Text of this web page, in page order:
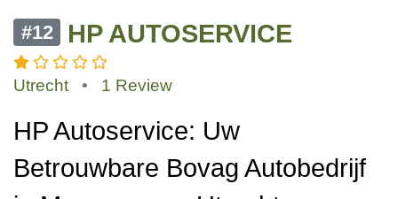
#12 HP AUTOSERVICE
Utrecht • 1 Review
HP Autoservice: Uw
Betrouwbare Bovag Autobedrijf